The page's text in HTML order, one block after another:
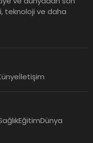
teknoloji ve daha
İletişim
EğitimDünya